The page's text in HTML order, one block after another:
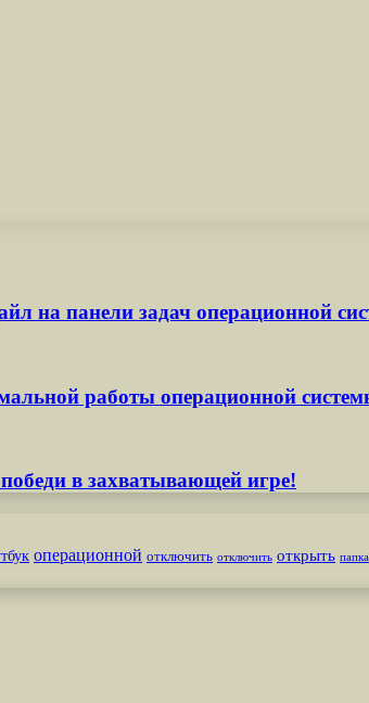
на панели задач операционной
работы операционной
в захватывающей игре!
операционной отключить отключить открыть папка